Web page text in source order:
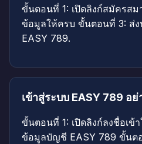
ขั้นตอนที่ 1: เปิดลิงก์สมัครส
ข้อมูลให้ครบ ขั้นตอนที่ 3: ส่
EASY 789.
เข้าสู่ระบบ EASY 789 อย่
ขั้นตอนที่ 1: เปิดลิงก์ลงชื่อเข้
ข้อมูลบัญชี EASY 789 ขั้นต